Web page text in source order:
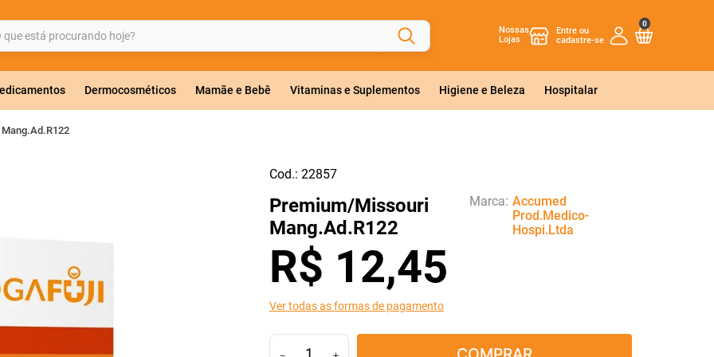
está procurando hoje?
Nossas
Lojas
0
Dermocosméticos Mamãe e Bebê Vitaminas e Suplementos Higiene e Beleza Hospitalar
Cod.: 22857
Premium/Missouri
Mang.Ad.R122
Marca: Accumed
Prod.Medico-
Hospi.Ltda
R$ 12,45
Ver todas as formas de pagamento